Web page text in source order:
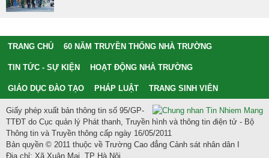
TRANG CHỦ 60 NĂM TRUYỀN THỐNG NHÀ TRƯỜNG
TIN TỨC - SỰ KIỆN HOẠT ĐỘNG NHÀ TRƯỜNG
GIÁO DỤC ĐÀO TẠO PHÁP LUẬT TRANG SINH VIÊN
Giấy phép xuất bản thông tin số 95/GP-
TTĐT do Cục quản lý Phát thanh, Truyền hình và thông tin điện tử - Bộ
Thông tin và Truyền thông cấp ngày 16/05/2011
Bản quyền © 2011 thuộc về Trường Cao đẳng Cảnh sát nhân dân I
Địa chỉ: Xã Xuân Mai, TP Hà Nội